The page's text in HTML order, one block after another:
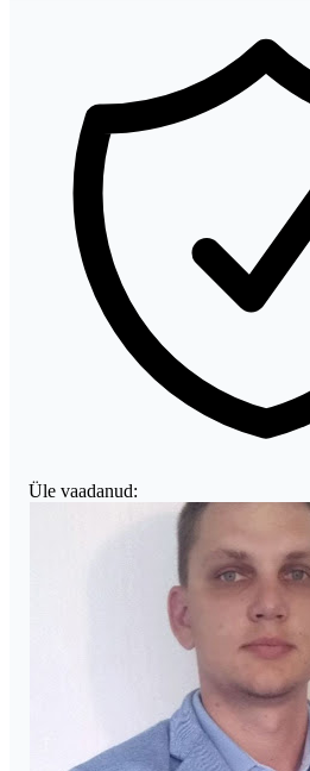
Üle vaadanud: